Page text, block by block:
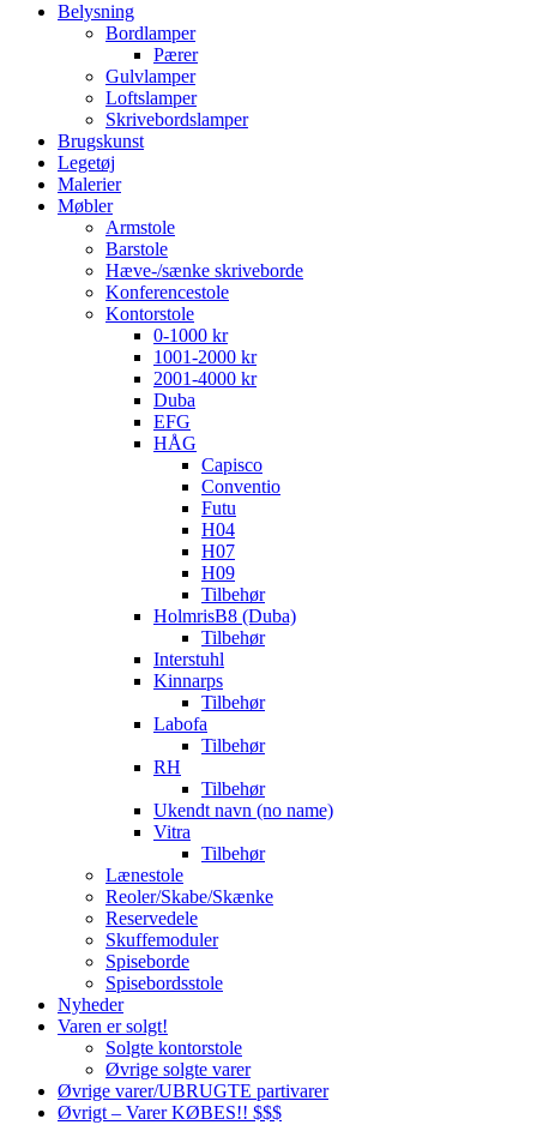
Belysning
Bordlamper
Pærer
Gulvlamper
Loftslamper
Skrivebordslamper
Brugskunst
Legetøj
Malerier
Møbler
Armstole
Barstole
Hæve-/sænke skriveborde
Konferencestole
Kontorstole
0-1000 kr
1001-2000 kr
2001-4000 kr
Duba
EFG
HÅG
Capisco
Conventio
Futu
H04
H07
H09
Tilbehør
HolmrisB8 (Duba)
Tilbehør
Interstuhl
Kinnarps
Tilbehør
Labofa
Tilbehør
RH
Tilbehør
Ukendt navn (no name)
Vitra
Tilbehør
Lænestole
Reoler/Skabe/Skænke
Reservedele
Skuffemoduler
Spiseborde
Spisebordsstole
Nyheder
Varen er solgt!
Solgte kontorstole
Øvrige solgte varer
Øvrige varer/UBRUGTE partivarer
Øvrigt – Varer KØBES!! $$$